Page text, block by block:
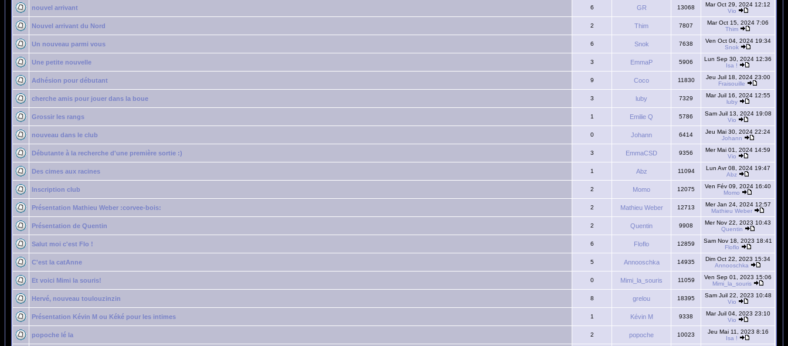
nouvel arrivant 6 GR 13068
Mar Oct 29, 2024 12:12
Vio
Nouvel arrivant du Nord 2 Thim 7807
Mar Oct 15, 2024 7:06
Thim
Un nouveau parmi vous 6 Snok 7638
Ven Oct 04, 2024 19:34
Snok
Une petite nouvelle 3 EmmaP 5906
Lun Sep 30, 2024 12:36
Isa !
Adhésion pour débutant 9 Coco 11830
Jeu Juil 18, 2024 23:00
Fraisouille
cherche amis pour jouer dans la boue 3 luby 7329
Mar Juil 16, 2024 12:55
luby
Grossir les rangs 1 Emilie Q 5786
Sam Juil 13, 2024 19:08
Vio
nouveau dans le club 0 Johann 6414
Jeu Mai 30, 2024 22:24
Johann
Débutante à la recherche d'une première sortie :) 3 EmmaCSD 9356
Mer Mai 01, 2024 14:59
Vio
Des cimes aux racines 1 Abz 11094
Lun Avr 08, 2024 19:47
Abz
Inscription club 2 Momo 12075
Ven Fév 09, 2024 16:40
Momo
Présentation Mathieu Weber :corvee-bois: 2 Mathieu Weber 12713
Mer Jan 24, 2024 12:57
Mathieu Weber
Présentation de Quentin 2 Quentin 9908
Mer Nov 22, 2023 10:43
Quentin
Salut moi c'est Flo ! 6 Floflo 12859
Sam Nov 18, 2023 18:41
Floflo
C'est la catAnne 5 Annooschka 14935
Dim Oct 22, 2023 15:34
Annooschka
Et voici Mimi la souris! 0 Mimi_la_souris 11059
Ven Sep 01, 2023 15:06
Mimi_la_souris
Hervé, nouveau toulouzinzin 8 grelou 18395
Sam Juil 22, 2023 10:48
Vio
Présentation Kévin M ou Kéké pour les intimes 1 Kévin M 9338
Mar Juil 04, 2023 23:10
Vio
popoche lé la 2 popoche 10023
Jeu Mai 11, 2023 8:16
Isa !